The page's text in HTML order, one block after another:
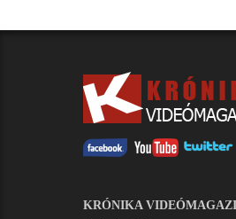
KRÓNIKA